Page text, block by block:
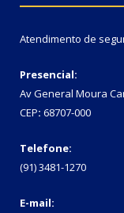
Atendimento de
Presencial:
Av General Moura
CEP: 68707-000
Telefone:
(91) 3481-1270
E-mail: